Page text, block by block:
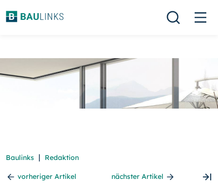
Baulinks | Redaktion
vorheriger Artikel nächster Artikel